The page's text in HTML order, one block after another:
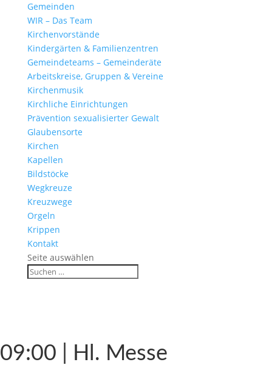
Gemeinden
WIR – Das Team
Kirchen­vor­stände
Kinder­gärten & Familienzentren
Gemein­de­teams – Gemeinderäte
Arbeits­kreise, Gruppen & Vereine
Kirchen­musik
Kirch­liche Einrichtungen
Präven­tion sexua­li­sierter Gewalt
Glau­ben­s­orte
Kirchen
Kapellen
Bild­stöcke
Wegkreuze
Kreuz­wege
Orgeln
Krippen
Kontakt
Seite auswählen
09:00 | Hl. Messe